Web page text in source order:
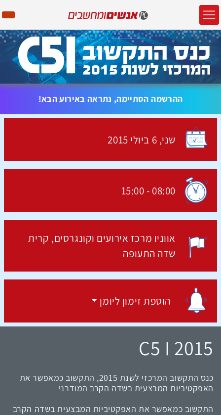
ההרשמה הסתיימה, נתראה באירוע הבא!
האירוע יתקיים בתאריך
שני, 6 ביולי
שעת התחלת האירוע:
08:00
-
15:00
מקום האירוע:
אווניו מרכז אירועים וקונגרסים קרית
שדה התעופה
הוספת זימון ליומן
הוספת זימון ליומן
C5 I 2015
כנס התקשוב המרכזי לשנת 2015, התקשוב כמאפשר את
האפקטיביות המבצעית בשדה הקרב המודרני
התקשוב כמאפשר את האפקטיביות המבצעית בשדה הקרב